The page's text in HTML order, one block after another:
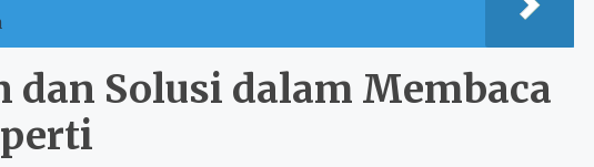
dan Solusi dalam Membaca